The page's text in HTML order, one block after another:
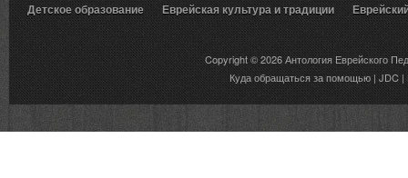
Детское образование Еврейская культура и традиции
Вкусы еврейской традиции Copyright © 2026Антология Еврейского
Куда обращаться за помощью| JDC|